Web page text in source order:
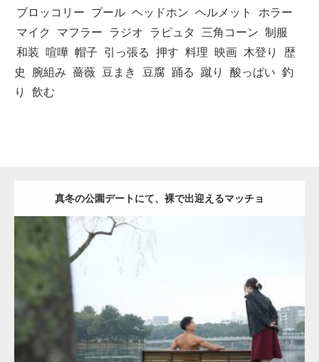
ブロッコリー
プール ヘッドホン ヘルメット
ホラー
マイク
マフラー ラジオ ラピュタ 三角コーン 制服
和装
喧嘩 帽子 引っ張る 押す 料理 映画 木登り
歴
史
腕組み 薔薇 豆まき 豆腐 踊る 蹴り 酸っぱい 釣
り
飲む
真冬の公園デートにて、裸で出迎えるマッチョ
公園のマッチョ AKIHITO(細マッチョ) 背中
ダウンロード